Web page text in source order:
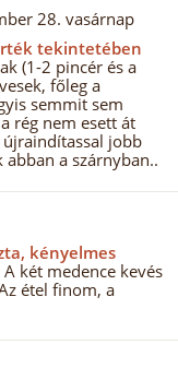
28. vasárnap
tekintetében
(1-2 pincér és a
főleg a
semmit sem
rég nem esett át
újraindítassal jobb
a szárnyban..
kényelmes
A két medence kevés
étel finom, a